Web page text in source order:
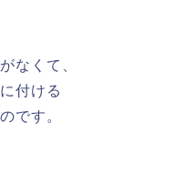
なくて、
付ける
です。